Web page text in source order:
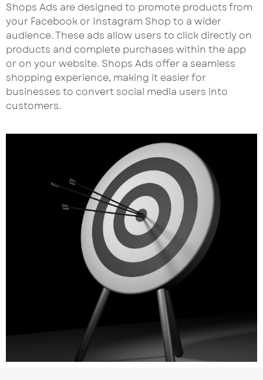
Shops Ads are designed to promote products from
your Facebook or Instagram Shop to a wider
audience. These ads allow users to click directly on
products and complete purchases within the app
or on your website. Shops Ads offer a seamless
shopping experience, making it easier for
businesses to convert social media users into
customers.